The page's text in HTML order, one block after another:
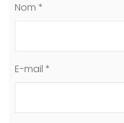
Nom *
E-mail *